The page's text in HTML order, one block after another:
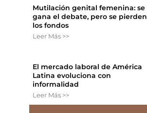
Mutilación genital femenina: se
gana el debate, pero se pierden
los fondos
Leer Más >>
El mercado laboral de América
Latina evoluciona con
informalidad
Leer Más >>